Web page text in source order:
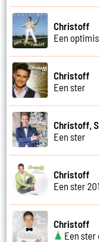
Christoff
Een
Christoff
Een ster
Christoff,
Een ster
Christoff
Een ster
Christoff
Een